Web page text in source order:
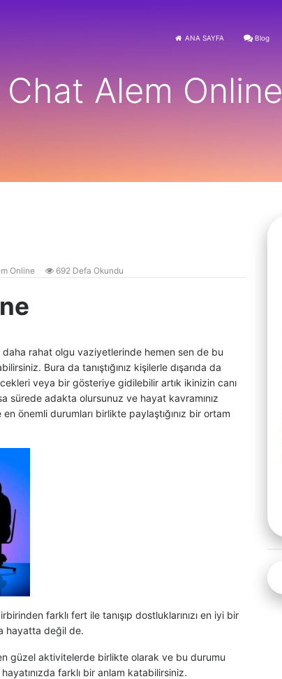
ANA SAYFA Blog
Chat Alem Online
Online 692 Defa Okundu
daha rahat olgu vaziyetlerinde hemen sen de bu
Bura da tanıştığınız kişilerle dışarıda da
veya bir gösteriye gidilebilir artık ikinizin canı
sürede adakta olursunuz ve hayat kavramınız
önemli durumları birlikte paylaştığınız bir ortam
farklı fert ile tanışıp dostluklarınızı en iyi bir
hayatta değil de.
güzel aktivitelerde birlikte olarak ve bu durumu
farklı bir anlam katabilirsiniz.